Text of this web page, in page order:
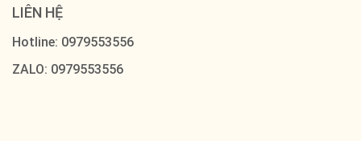
LIÊN HỆ
Hotline: 0979553556
ZALO: 0979553556